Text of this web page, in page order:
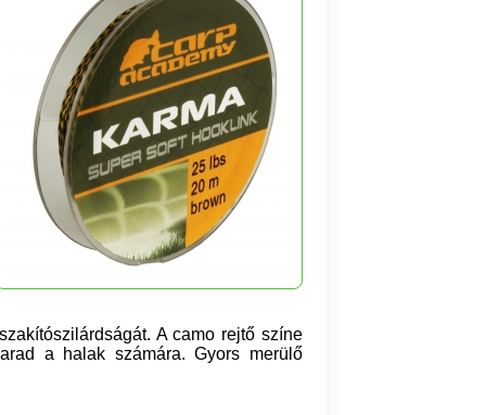
A camo rejtő színe
a halak számára. Gyors merülő